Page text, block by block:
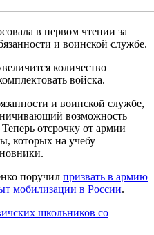
в первом чтении за
и воинской службе.
количество
войска.
и воинской службе,
возможность
отсрочку от армии
которых на учебу
поручил призвать в армию
мобилизации в России.
школьников со